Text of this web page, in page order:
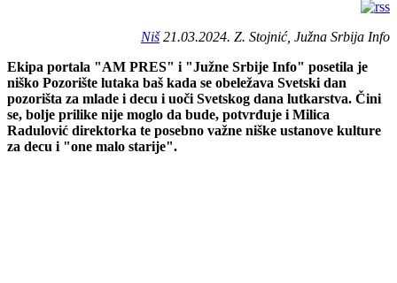
Niš21.03.2024. Z. Stojnić, Južna Srbija Info
Ekipa portala "AM PRES" i "Južne Srbije Info" posetila je
niško Pozorište lutaka baš kada se obeležava Svetski dan
pozorišta za mlade i decu i uoči Svetskog dana lutkarstva. Čini
se, bolje prilike nije moglo da bude, potvrđuje i Milica
Radulović direktorka te posebno važne niške ustanove kulture
za decu i "one malo starije".